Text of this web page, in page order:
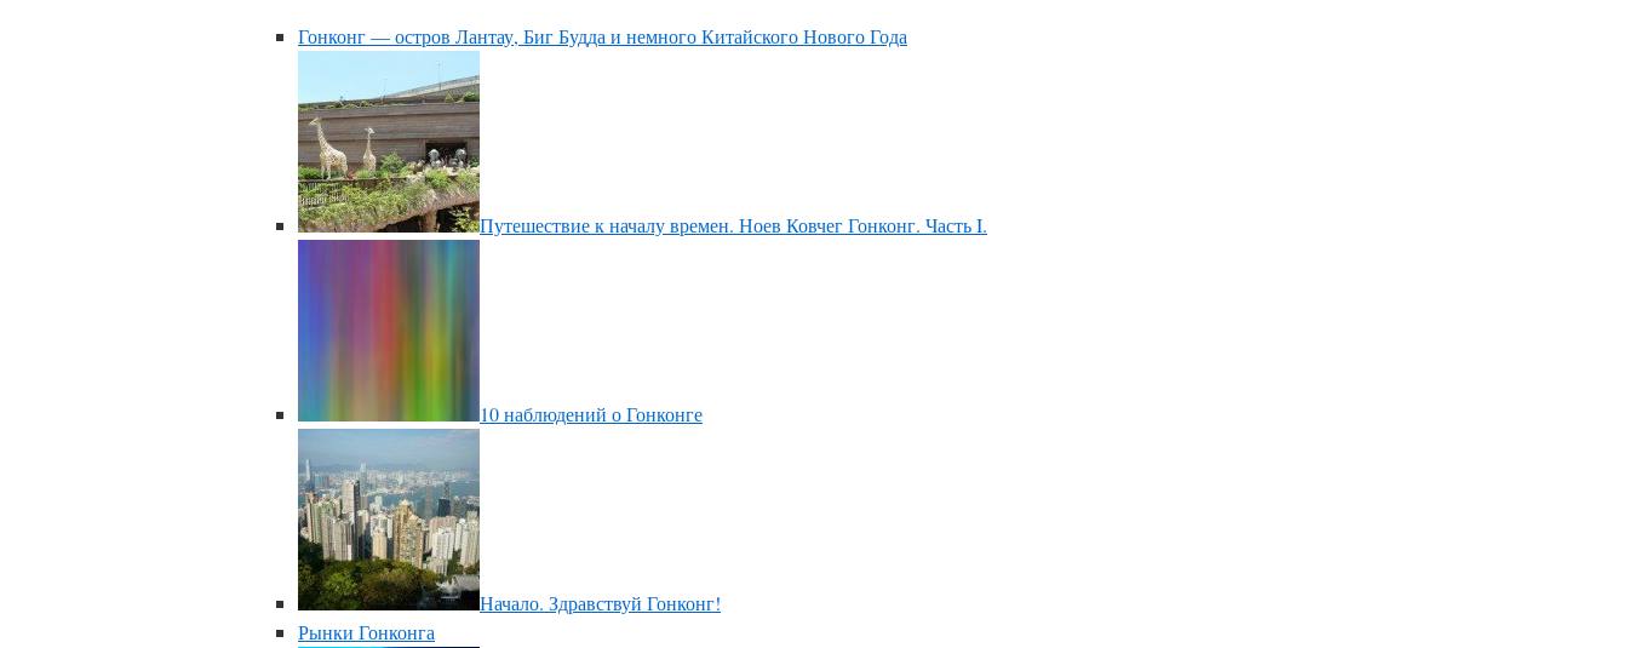
Гонконг — остров Лантау, Биг Будда и немного Китайского Нового Года
Путешествие к началу времен. Ноев Ковчег Гонконг. Часть I.
10 наблюдений о Гонконге
Начало. Здравствуй Гонконг!
Рынки Гонконга